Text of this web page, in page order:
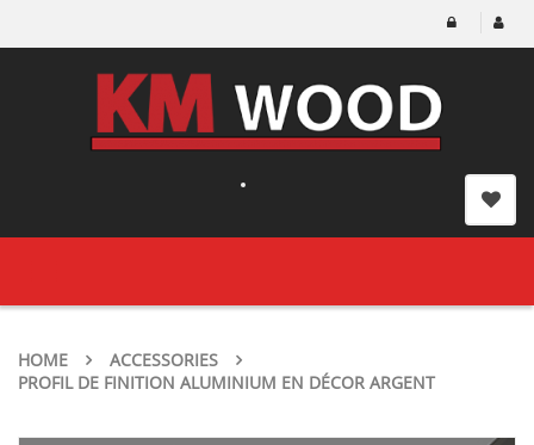
HOME
ACCESSORIES
PROFIL DE FINITION ALUMINIUM EN DÉCOR ARGENT